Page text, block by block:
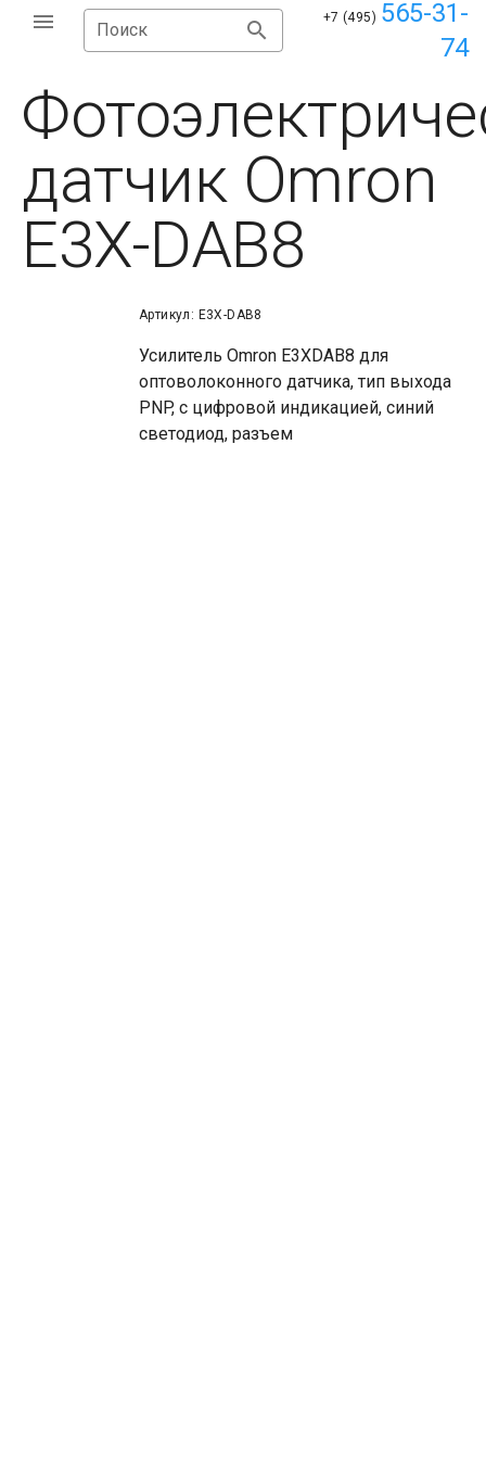
Поиск
+7 (495) 565-31-
74
датчик Omron
E3X-DAB8
Артикул: E3X-DAB8
Усилитель Omron E3XDAB8 для
оптоволоконного датчика, тип выхода
PNP, с цифровой индикацией, синий
светодиод, разъем